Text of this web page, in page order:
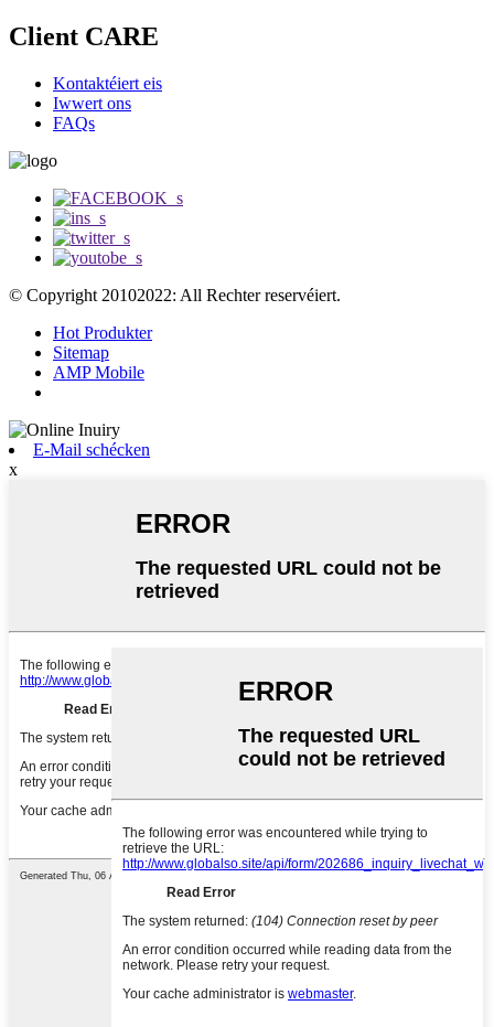
Client CARE
Kontaktéiert eis
Iwwert ons
FAQs
© Copyright 20102022: All Rechter reservéiert.
Hot Produkter
Sitemap
AMP Mobile
E-Mail schécken
x